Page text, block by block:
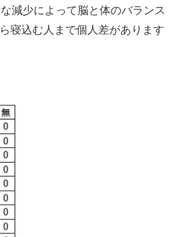
減少によって脳と体のバランス
寝込む人まで個人差があります